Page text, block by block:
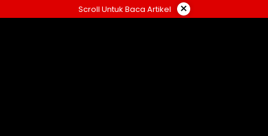
ke
Scroll Untuk Baca Artikel ×